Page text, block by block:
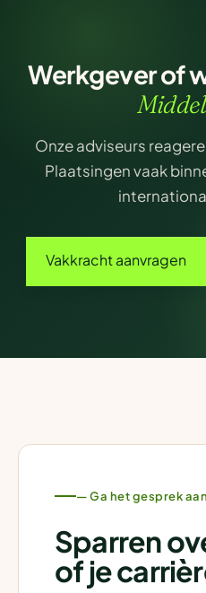
Werkgever of
Onze adviseurs
Plaatsingen vaak
Vakkracht aanvragen
— Ga het gesprek aan
Sparren
of je